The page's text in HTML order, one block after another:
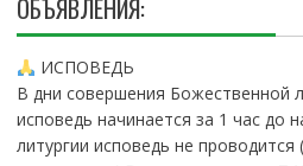
ОБЪЯВЛЕНИЯ:
ИСПОВЕДЬ
В дни совершения Божественной
исповедь начинается за 1 час до
литургии исповедь не